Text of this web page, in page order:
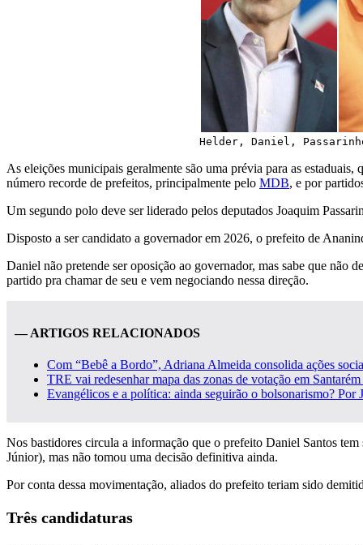
Helder, Daniel,
As eleições municipais geralmente são uma prévia para as
número recorde de prefeitos, principalmente pelo MDB, e por
Um segundo polo deve ser liderado pelos deputados Joaquim
Disposto a ser candidato a governador em 2026, o prefeito de
Daniel não pretende ser oposição ao governador, mas sabe que não
partido pra chamar de seu e vem negociando nessa direção.
— ARTIGOS RELACIONADOS
Com “Bebê a Bordo”, Adriana Almeida consolida ações
TRE vai redesenhar mapa das zonas de votação em
Evangélicos e a política: ainda seguirão o bolsonarismo? Por
Nos bastidores circula a informação que o prefeito Daniel Santos
Júnior), mas não tomou uma decisão definitiva ainda.
Por conta dessa movimentação, aliados do prefeito teriam sido
Três candidaturas